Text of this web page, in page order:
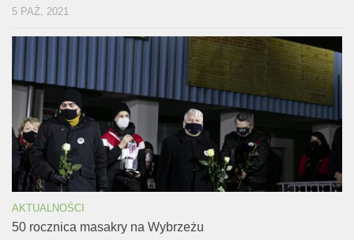
5 PAŹ, 2021
AKTUALNOŚCI
50 rocznica masakry na Wybrzeżu